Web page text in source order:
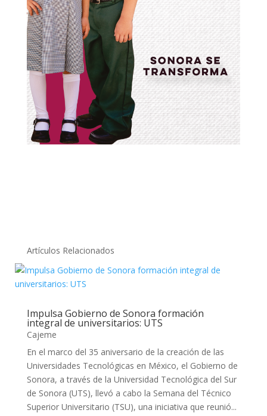
Artículos Relacionados
Impulsa Gobierno de Sonora formación
integral de universitarios: UTS
Cajeme
En el marco del 35 aniversario de la creación de las
Universidades Tecnológicas en México, el Gobierno de
Sonora, a través de la Universidad Tecnológica del Sur
de Sonora (UTS), llevó a cabo la Semana del Técnico
Superior Universitario (TSU), una iniciativa que reunió...